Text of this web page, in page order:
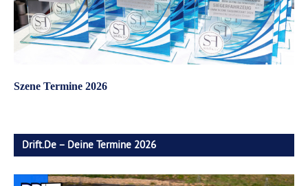
Szene Termine 2026
Drift.de – Deine Termine 2026